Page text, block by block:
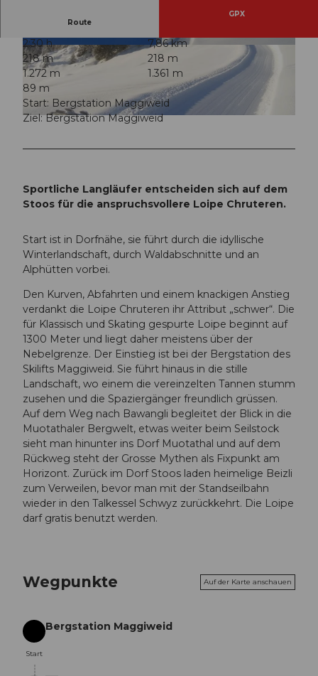
© Stoos-Muotatal Tourismus, Stoos-Muotatal Tourismus
© Stoos-Muotatal Tourismus, Stoos-Muotatal T
ourismus
Route
GPX
2:30 h
7,86 km
218 m
218 m
1.272 m
1.361 m
89 m
Start: Bergstation Maggiweid
Ziel: Bergstation Maggiweid
Sportliche Langläufer entscheiden sich auf dem
Stoos für die anspruchsvollere Loipe Chruteren.
Start ist in Dorfnähe, sie führt durch die idyllische
Winterlandschaft, durch Waldabschnitte und an
Alphütten vorbei.
Den Kurven, Abfahrten und einem knackigen Anstieg
verdankt die Loipe Chruteren ihr Attribut „schwer“. Die
für Klassisch und Skating gespurte Loipe beginnt auf
1300 Meter und liegt daher meistens über der
Nebelgrenze. Der Einstieg ist bei der Bergstation des
Skilifts Maggiweid. Sie führt hinaus in die stille
Landschaft, wo einem die vereinzelten Tannen stumm
zusehen und die Spaziergänger freundlich grüssen.
Auf dem Weg nach Bawangli begleitet der Blick in die
Muotathaler Bergwelt, etwas weiter beim Seilstock
sieht man hinunter ins Dorf Muotathal und auf dem
Rückweg steht der Grosse Mythen als Fixpunkt am
Horizont. Zurück im Dorf Stoos laden heimelige Beizli
zum Verweilen, bevor man mit der Standseilbahn
wieder in den Talkessel Schwyz zurückkehrt. Die Loipe
darf gratis benutzt werden.
Wegpunkte Auf der Karte anschauen
Start
Start
Bergstation Maggiweid